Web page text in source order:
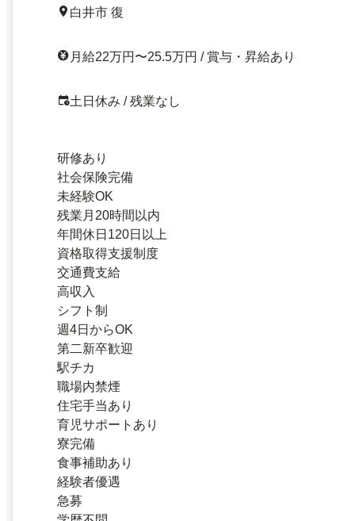
白井市 復
月給22万円〜25.5万円 / 賞与・昇給あり
土日休み / 残業なし
研修あり
社会保険完備
未経験OK
残業月20時間以内
年間休日120日以上
資格取得支援制度
交通費支給
高収入
シフト制
週4日からOK
第二新卒歓迎
駅チカ
職場内禁煙
住宅手当あり
育児サポートあり
寮完備
食事補助あり
経験者優遇
急募